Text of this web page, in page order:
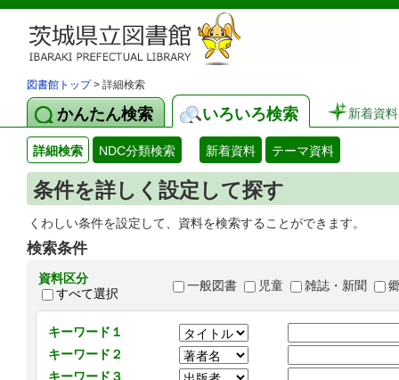
図書館トップ> 詳細検索
かんたん検索 いろいろ検索 新着資料
詳細検索 NDC分類検索 新着資料 テーマ資料
条件を詳しく設定して探す
くわしい条件を設定して、資料を検索することができます。
検索条件
資料区分
すべて選択
一般図書 児童 雑誌・新聞
キーワード１
キーワード２
キーワード３